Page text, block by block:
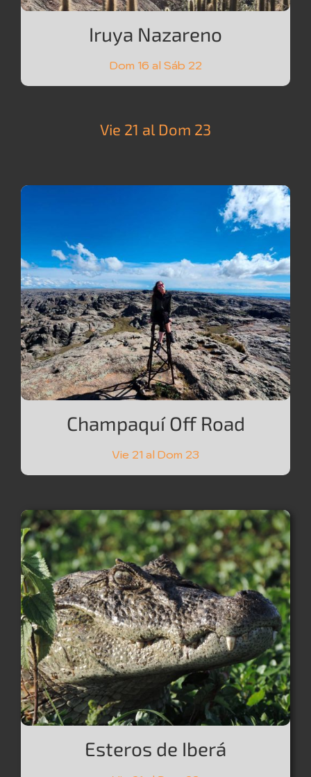
Iruya Nazareno
Dom 16 al Sáb 22
Vie 21 al Dom 23
Champaquí Off Road
Vie 21 al Dom 23
Esteros de Iberá